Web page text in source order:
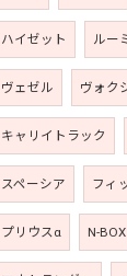
ハイゼット ルー
ヴェゼル ヴォク
キャリイトラック
スペーシア フィ
プリウスα N-BOX